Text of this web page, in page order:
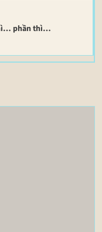
phần thì…